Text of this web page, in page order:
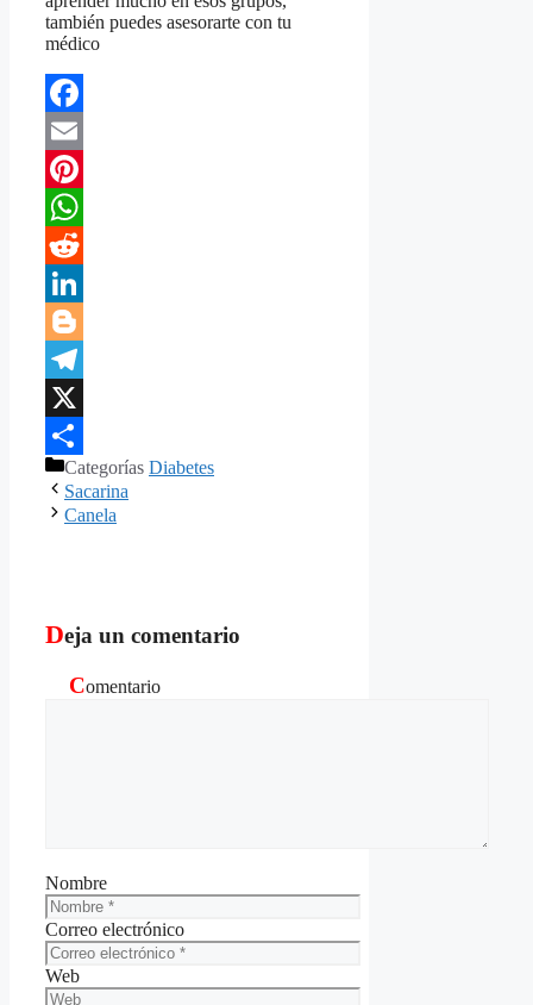
también puedes asesorarte con tu
médico
Facebook
Email
Pinterest
WhatsApp
Reddit
LinkedIn
Blogger
Telegram
X
Compartir
Categorías Diabetes
Sacarina
Canela
Deja un comentario
Comentario
Nombre
Correo electrónico
Web